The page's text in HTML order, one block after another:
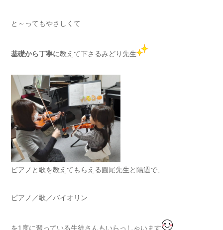
と～ってもやさしくて
基礎から丁寧に教えて下さるみどり先生
ピアノと歌を教えてもらえる圓尾先生と隔週で、
ピアノ／歌／バイオリン
を1度に習っている生徒さんもいらっしゃいます